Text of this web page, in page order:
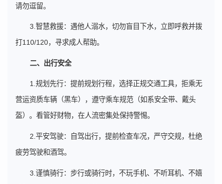
请勿逗留。
3.智慧救援：遇他人溺水，切勿盲目下水，立即呼救并拨
打110/120，寻求成人帮助。
二、出行安全
1.规划先行：提前规划行程，选择正规交通工具，拒乘无
营运资质车辆（黑车），遵守乘车规范（如系安全带、戴头
盔）。看管好财物，在人流密集处保持警惕。
2.平安驾驶：自驾出行，提前检查车况，严守交规，杜绝
疲劳驾驶和酒驾。
3.谨慎骑行：步行或骑行时，不玩手机、不听耳机、不嬉